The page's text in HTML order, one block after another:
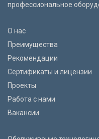
профессиональное
О нас
Преимущества
Рекомендации
Сертификаты и лицензии
Проекты
Работа с нами
Вакансии